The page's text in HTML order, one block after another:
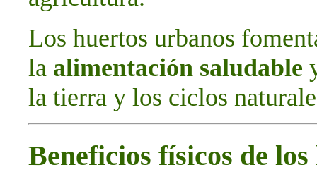
Los huertos urbanos
la alimentación saludable
la tierra y los ciclos
Beneficios físicos de